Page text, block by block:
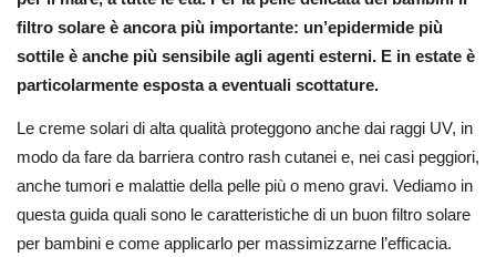
filtro solare è ancora più importante: un’epidermide più
sottile è anche più sensibile agli agenti esterni. E in estate è
particolarmente esposta a eventuali scottature.
Le creme solari di alta qualità proteggono anche dai raggi UV, in
modo da fare da barriera contro rash cutanei e, nei casi peggiori,
anche tumori e malattie della pelle più o meno gravi. Vediamo in
questa guida quali sono le caratteristiche di un buon filtro solare
per bambini e come applicarlo per massimizzarne l’efficacia.